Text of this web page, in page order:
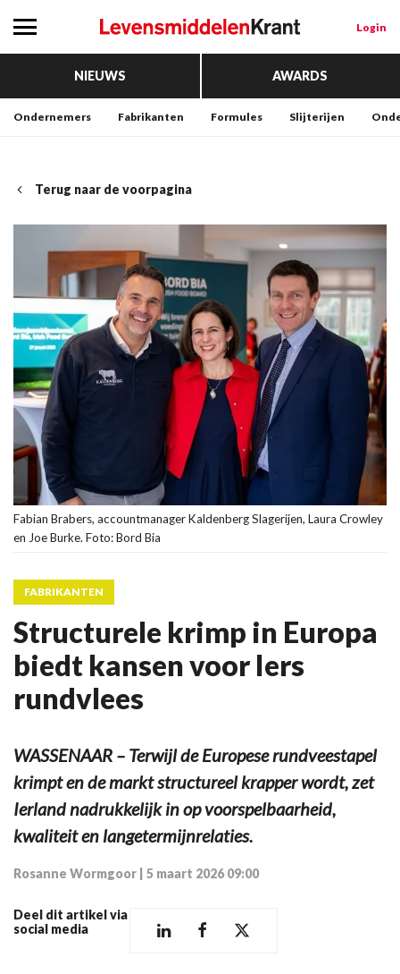
Login
NIEUWS AWARDS
Ondernemers Fabrikanten Formules Slijterijen
Terug naar de voorpagina
Fabian Brabers, accountmanager Kaldenberg Slagerijen, Laura Crowley
en Joe Burke. Foto: Bord Bia
FABRIKANTEN
Structurele krimp in Europa
biedt kansen voor Iers
rundvlees
WASSENAAR – Terwijl de Europese rundveestapel
krimpt en de markt structureel krapper wordt, zet
Ierland nadrukkelijk in op voorspelbaarheid,
kwaliteit en langetermijnrelaties.
Rosanne Wormgoor 5 maart 2026 09:00
Deel dit artikel via
social media